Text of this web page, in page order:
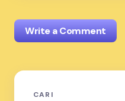
Write a Comment
Alamat email Anda
CARI